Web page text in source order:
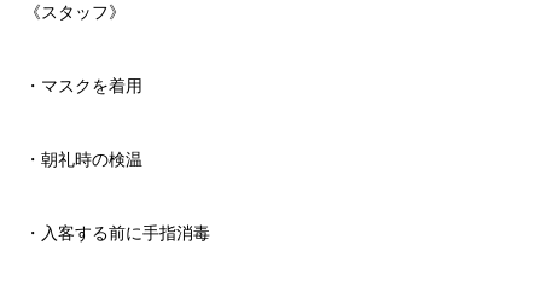
《スタッフ》
・マスクを着用
・朝礼時の検温
・入客する前に手指消毒